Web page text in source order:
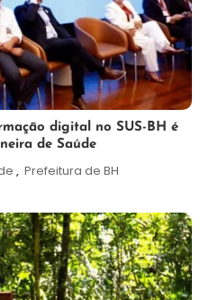
digital no SUS-BH é
de Saúde
, Prefeitura de BH